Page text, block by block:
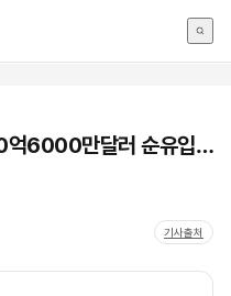
억6000만달러 순유입…
기사출처